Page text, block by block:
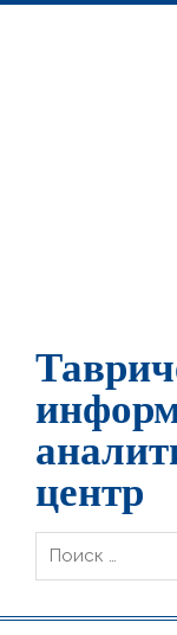
центр